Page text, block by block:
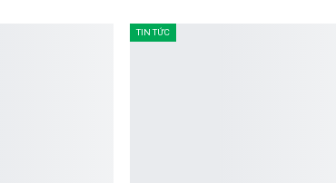
TIN TỨC